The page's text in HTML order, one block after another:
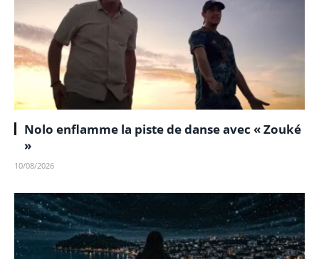
Nolo enflamme la piste de danse avec « Zouké
»
10/08/2026